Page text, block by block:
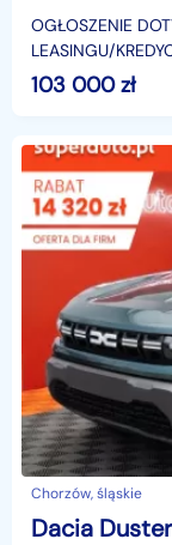
OGŁOSZENIE
LEASINGU/
SUPERAUTO.PL?✔
103 000zł
Chorzów, śląskie